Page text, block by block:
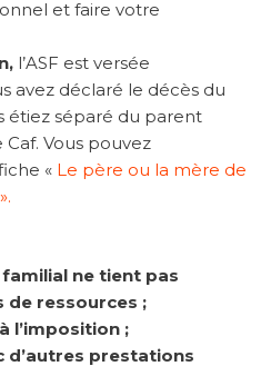
et faire votre
l’ASF est versée
avez déclaré le décès du
étiez séparé du parent
Caf. Vous pouvez
« Le père ou la mère de
ne tient pas
ressources ;
l’imposition ;
d’autres prestations